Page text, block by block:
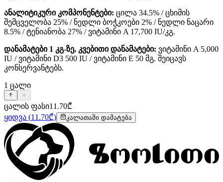
ანალიტიკური კომპონენტები: ცილა 34.5% / ცხიმის
შემცველობა 25% / ნედლი ბოჭკოები 2% / ნედლი ნაცარი
8.5% / ტენიანობა 27% / ვიტამინი A 17,700 IU/კგ.
დანამატები 1 კგ-ზე, კვებითი დანამატები: ვიტამინი A 5,000
IU / ვიტამინი D3 500 IU / ვიტამინი E 50 მგ. შეიცავს
კონსერვანტებს.
1 ცალი
ცალის ფასი11.70₾
ყიდვა (11.70₾) კალათაში დამატება